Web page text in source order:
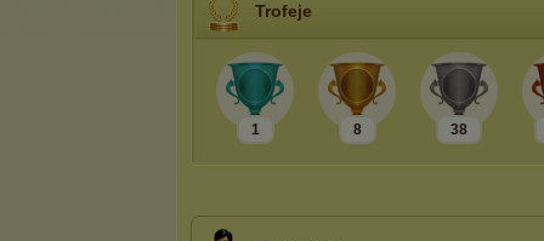
Trofeje
1 8 38